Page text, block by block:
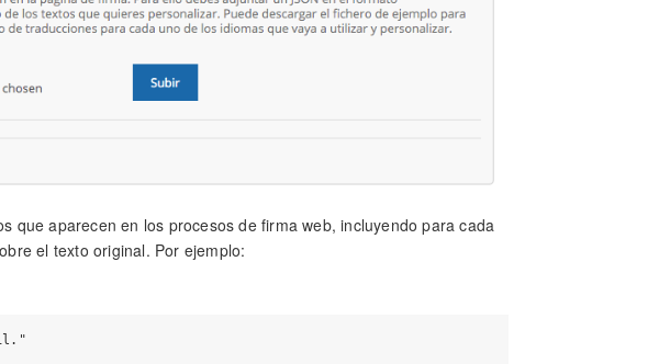
que aparecen en los procesos de firma web, incluyendo para cada
el texto original. Por ejemplo: